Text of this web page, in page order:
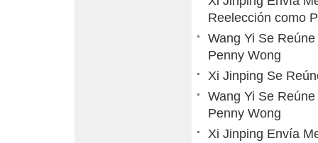
Reelección como
Wang Yi Se
Penny Wong
Xi Jinping Se
Wang Yi Se
Penny Wong
Xi Jinping Envía